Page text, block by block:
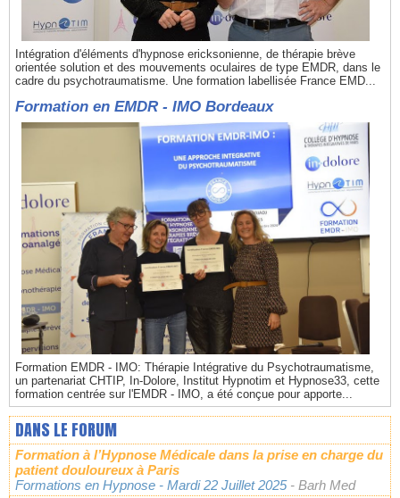
Intégration d'éléments d'hypnose ericksonienne, de thérapie brève
orientée solution et des mouvements oculaires de type EMDR, dans le
cadre du psychotraumatisme. Une formation labellisée France EMD...
Formation en EMDR - IMO Bordeaux
Formation EMDR - IMO: Thérapie Intégrative du Psychotraumatisme,
un partenariat CHTIP, In-Dolore, Institut Hypnotim et Hypnose33, cette
formation centrée sur l'EMDR - IMO, a été conçue pour apporte...
DANS LE FORUM
Formation à l’Hypnose Médicale dans la prise en charge du
patient douloureux à Paris
Formations en Hypnose - Mardi 22 Juillet 2025 - Barh Med